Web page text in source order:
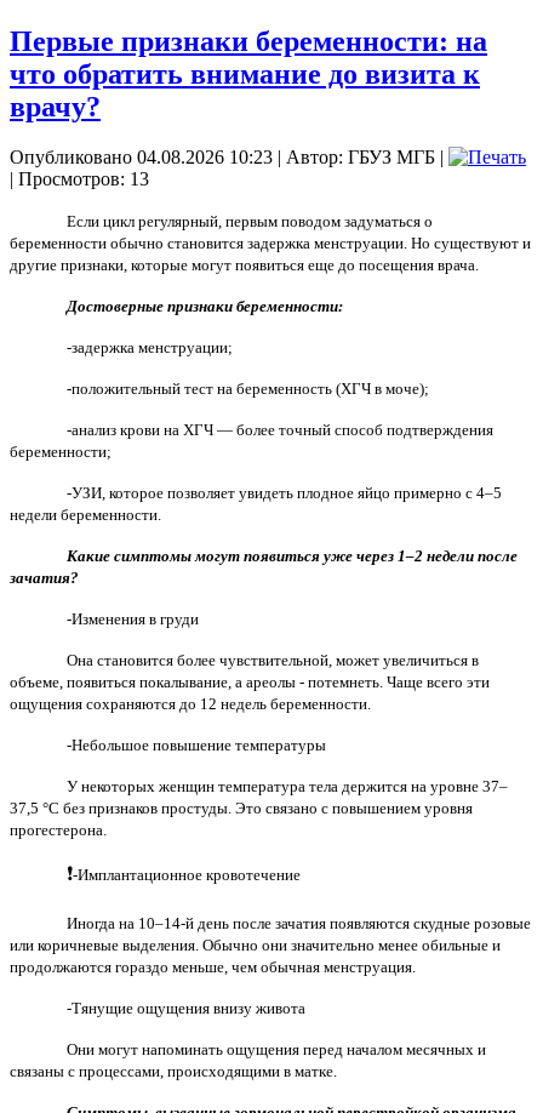
Первые признаки беременности: на
что обратить внимание до визита к
врачу?
Опубликовано 04.08.2026 10:23 | Автор: ГБУЗ МГБ |
| Просмотров: 13
Если цикл регулярный, первым поводом задуматься о
беременности обычно становится задержка менструации. Но существуют и
другие признаки, которые могут появиться еще до посещения врача.
Достоверные признаки беременности:
-задержка менструации;
-положительный тест на беременность (ХГЧ в моче);
-анализ крови на ХГЧ — более точный способ подтверждения
беременности;
-УЗИ, которое позволяет увидеть плодное яйцо примерно с 4–5
недели беременности.
Какие симптомы могут появиться уже через 1–2 недели после
зачатия?
-Изменения в груди
Она становится более чувствительной, может увеличиться в
объеме, появиться покалывание, а ареолы - потемнеть. Чаще всего эти
ощущения сохраняются до 12 недель беременности.
-Небольшое повышение температуры
У некоторых женщин температура тела держится на уровне 37–
37,5 °С без признаков простуды. Это связано с повышением уровня
прогестерона.
❗️-Имплантационное кровотечение
Иногда на 10–14-й день после зачатия появляются скудные розовые
или коричневые выделения. Обычно они значительно менее обильные и
продолжаются гораздо меньше, чем обычная менструация.
-Тянущие ощущения внизу живота
Они могут напоминать ощущения перед началом месячных и
связаны с процессами, происходящими в матке.